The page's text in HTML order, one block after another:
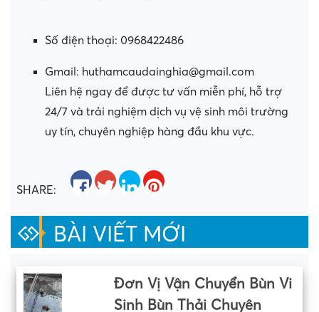
Số điện thoại: 0968422486
Gmail: huthamcaudainghia@gmail.com
Liên hệ ngay để được tư vấn miễn phí, hỗ trợ
24/7 và trải nghiệm dịch vụ vệ sinh môi trường
uy tín, chuyên nghiệp hàng đầu khu vực.
SHARE:
BÀI VIẾT MỚI
Đơn Vị Vận Chuyển Bùn Vi
Sinh Bùn Thải Chuyên